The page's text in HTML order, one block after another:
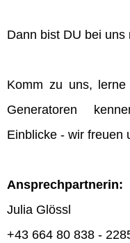
Dann bist DU bei uns
Komm zu uns,
Generatoren
Einblicke - wir freuen
Ansprechpartnerin:
Julia Glössl
+43 664 80 838 -